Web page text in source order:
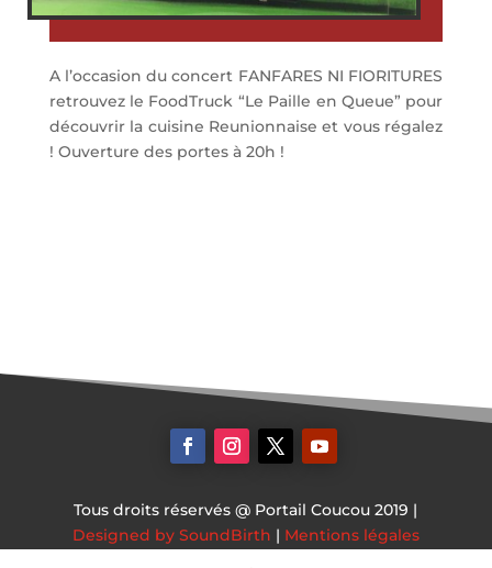
A l’occasion du concert FANFARES NI FIORITURES
retrouvez le FoodTruck “Le Paille en Queue” pour
découvrir la cuisine Reunionnaise et vous régalez
! Ouverture des portes à 20h !
Tous droits réservés @ Portail Coucou 2019 |
Designed by SoundBirth | Mentions légales